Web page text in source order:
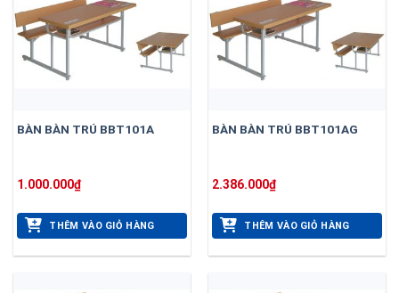
BÀN BÀN TRÚ BBT101A
1.000.000₫
THÊM VÀO GIỎ HÀNG
BÀN BÀN TRÚ BBT101AG
2.386.000₫
THÊM VÀO GIỎ HÀNG